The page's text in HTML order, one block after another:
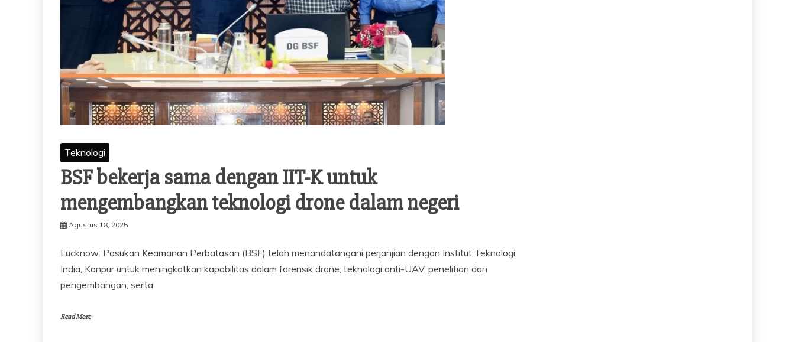
Teknologi
BSF bekerja sama dengan IIT-K untuk
mengembangkan teknologi drone dalam negeri
Agustus 18, 2025
Lucknow: Pasukan Keamanan Perbatasan (BSF) telah menandatangani perjanjian dengan Institut Teknologi
India, Kanpur untuk meningkatkan kapabilitas dalam forensik drone, teknologi anti-UAV, penelitian dan
pengembangan, serta
Read More